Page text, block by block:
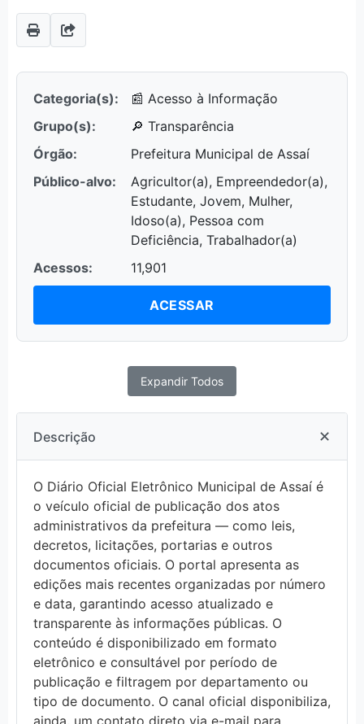
Categoria(s):
📰 Acesso à Informação
Grupo(s):
🔎 Transparência
Órgão:
Prefeitura Municipal de Assaí
Público-alvo:
Agricultor(a), Empreendedor(a),
Estudante, Jovem, Mulher,
Idoso(a), Pessoa com
Deficiência, Trabalhador(a)
Acessos:
11,901
ACESSAR
Expandir Todos
Descrição ✕
O Diário Oficial Eletrônico Municipal de Assaí é
o veículo oficial de publicação dos atos
administrativos da prefeitura — como leis,
decretos, licitações, portarias e outros
documentos oficiais. O portal apresenta as
edições mais recentes organizadas por número
e data, garantindo acesso atualizado e
transparente às informações públicas. O
conteúdo é disponibilizado em formato
eletrônico e consultável por período de
publicação e filtragem por departamento ou
tipo de documento. O canal oficial disponibiliza,
ainda, um contato direto via e-mail para